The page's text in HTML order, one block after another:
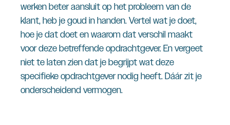
werken beter aansluit op het probleem van de
klant, heb je goud in handen. Vertel wat je doet,
hoe je dat doet en waarom dat verschil maakt
voor deze betreffende opdrachtgever. En vergeet
niet te laten zien dat je begrijpt wat deze
specifieke opdrachtgever nodig heeft. Dáár zit je
onderscheidend vermogen.